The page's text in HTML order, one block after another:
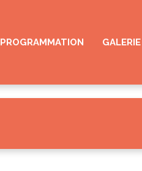
PROGRAMMATION GALERIE